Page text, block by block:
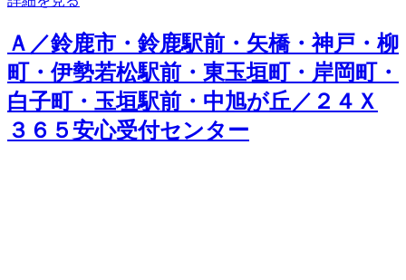
Ａ／鈴鹿市・鈴鹿駅前・矢橋・神戸・柳
町・伊勢若松駅前・東玉垣町・岸岡町・
白子町・玉垣駅前・中旭が丘／２４Ｘ
３６５安心受付センター